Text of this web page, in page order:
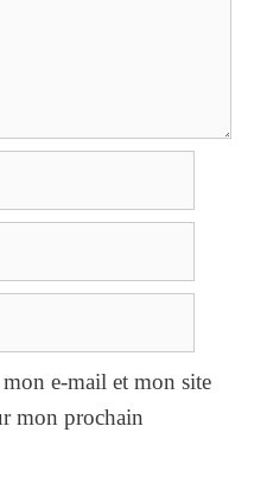
e-mail et mon site
mon prochain